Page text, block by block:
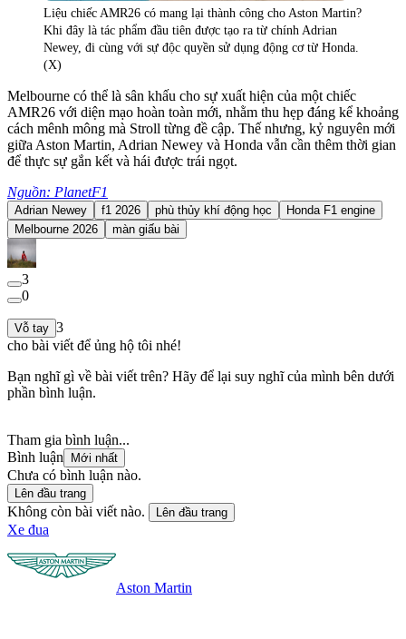
Liệu chiếc AMR26 có mang lại thành công cho Aston Martin?
Khi đây là tác phẩm đầu tiên được tạo ra từ chính Adrian
Newey, đi cùng với sự độc quyền sử dụng động cơ từ Honda.
(X)
Melbourne có thể là sân khấu cho sự xuất hiện của một chiếc
AMR26 với diện mạo hoàn toàn mới, nhằm thu hẹp đáng kể khoảng
cách mênh mông mà Stroll từng đề cập. Thế nhưng, kỷ nguyên mới
giữa Aston Martin, Adrian Newey và Honda vẫn cần thêm thời gian
để thực sự gắn kết và hái được trái ngọt.
Nguồn: PlanetF1
Adrian Newey f1 2026 phù thủy khí động học
Honda F1 engine
Melbourne 2026
màn giấu bài
3
0
Vỗ tay 3
cho bài viết để ủng hộ tôi nhé!
Bạn nghĩ gì về bài viết trên? Hãy để lại suy nghĩ của mình bên dưới
phần bình luận.
Tham gia bình luận...
Bình luận
Mới nhất
Chưa có bình luận nào.
Lên đầu trang
Không còn bài viết nào. Lên đầu trang
Xe đua
Aston Martin